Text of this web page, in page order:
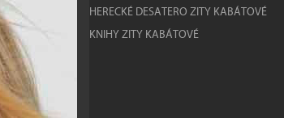
HERECKÉ DESATERO ZITY KABÁTOVÉ
KNIHY ZITY KABÁTOVÉ